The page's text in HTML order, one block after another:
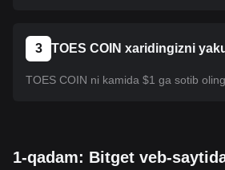
3 TOES COIN xaridingizni
TOES COIN ni kamida $1 ga sotib oling.
1-qadam: Bitget veb-